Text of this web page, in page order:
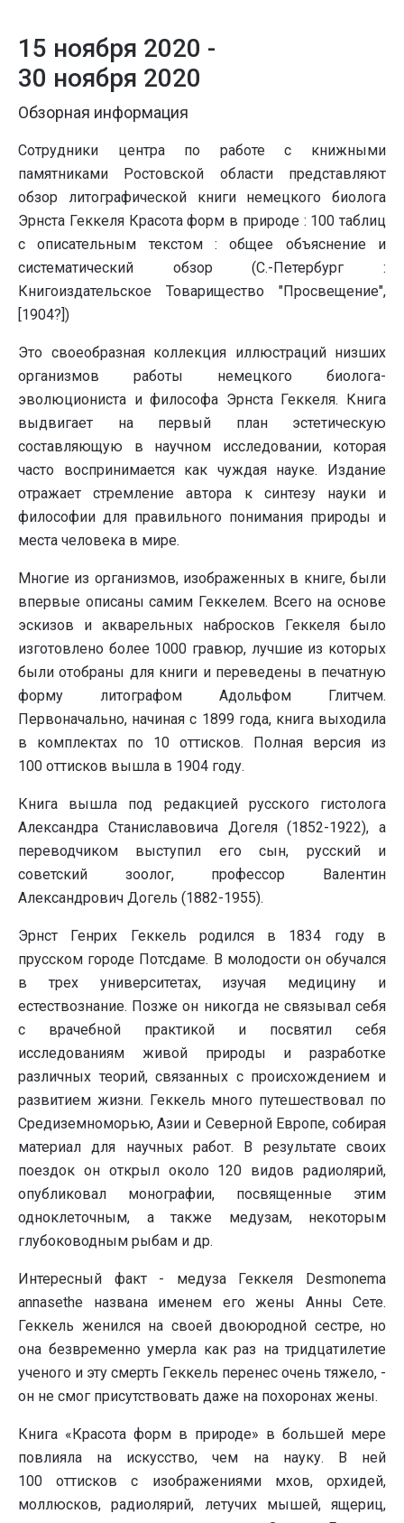
15 ноября 2020 -
30 ноября 2020
Обзорная информация
Сотрудники центра по работе с книжными
памятниками Ростовской области представляют
обзор литографической книги немецкого биолога
Эрнста Геккеля Красота форм в природе : 100 таблиц
с описательным текстом : общее объяснение и
систематический обзор (С.-Петербург :
Книгоиздательское Товарищество "Просвещение",
[1904?])
Это своеобразная коллекция иллюстраций низших
организмов работы немецкого биолога-
эволюциониста и философа Эрнста Геккеля. Книга
выдвигает на первый план эстетическую
составляющую в научном исследовании, которая
часто воспринимается как чуждая науке. Издание
отражает стремление автора к синтезу науки и
философии для правильного понимания природы и
места человека в мире.
Многие из организмов, изображенных в книге, были
впервые описаны самим Геккелем. Всего на основе
эскизов и акварельных набросков Геккеля было
изготовлено более 1000 гравюр, лучшие из которых
были отобраны для книги и переведены в печатную
форму литографом Адольфом Глитчем.
Первоначально, начиная с 1899 года, книга выходила
в комплектах по 10 оттисков. Полная версия из
100 оттисков вышла в 1904 году.
Книга вышла под редакцией русского гистолога
Александра Станиславовича Догеля (1852-1922), а
переводчиком выступил его сын, русский и
советский зоолог, профессор Валентин
Александрович Догель (1882-1955).
Эрнст Генрих Геккель родился в 1834 году в
прусском городе Потсдаме. В молодости он обучался
в трех университетах, изучая медицину и
естествознание. Позже он никогда не связывал себя
с врачебной практикой и посвятил себя
исследованиям живой природы и разработке
различных теорий, связанных с происхождением и
развитием жизни. Геккель много путешествовал по
Средиземноморью, Азии и Северной Европе, собирая
материал для научных работ. В результате своих
поездок он открыл около 120 видов радиолярий,
опубликовал монографии, посвященные этим
одноклеточным, а также медузам, некоторым
глубоководным рыбам и др.
Интересный факт - медуза Геккеля Desmonema
annasethe названа именем его жены Анны Сете.
Геккель женился на своей двоюродной сестре, но
она безвременно умерла как раз на тридцатилетие
ученого и эту смерть Геккель перенес очень тяжело, -
он не смог присутствовать даже на похоронах жены.
Книга «Красота форм в природе» в большей мере
повлияла на искусство, чем на науку. В ней
100 оттисков с изображениями мхов, орхидей,
моллюсков, радиолярий, летучих мышей, ящериц,